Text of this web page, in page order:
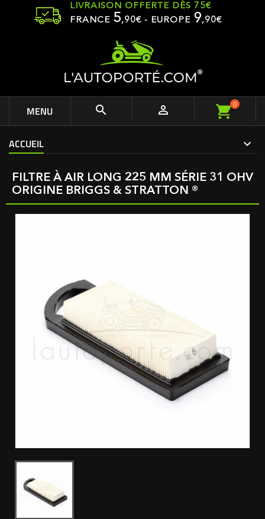
LIVRAISON OFFERTE DÈS 75€
FRANCE 5,90€ - EUROPE 9,90€
MENU   0
ACCUEIL
FILTRE À AIR LONG 225 MM SÉRIE 31 OHV
ORIGINE BRIGGS & STRATTON ®